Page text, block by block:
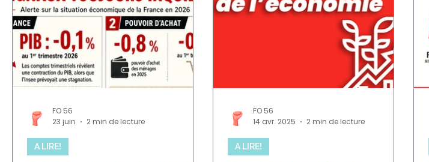
JOURNAL FO56 CAGNOTTE REFORME CSE HANDICAP FO ADAPEI 56
A LIRE!
FO 56
23 juin
2 min de lecture
A LIRE!
FO 56
14 avr. 2025
2 min de lecture